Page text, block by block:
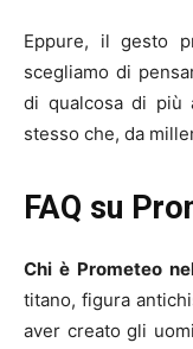
Eppure, il gesto
scegliamo di
di qualcosa di più
stesso che, da
FAQ su
Chi è Prometeo
titano, figura
aver creato gli